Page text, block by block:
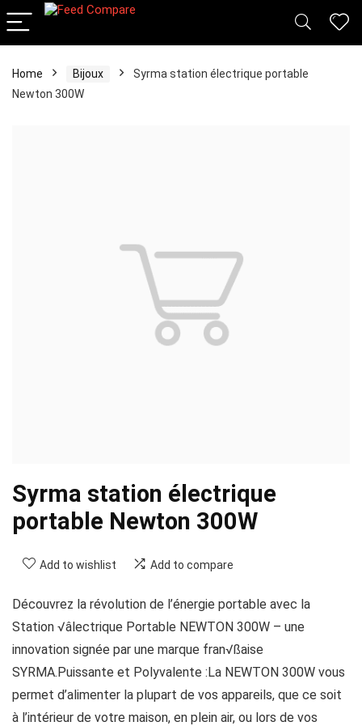
Home Bijoux
Syrma station électrique portable
Newton 300W
Syrma station électrique
portable Newton 300W
Add to wishlist Add to compare
Découvrez la révolution de l’énergie portable avec la
Station √âlectrique Portable NEWTON 300W – une
innovation signée par une marque fran√ßaise
SYRMA.Puissante et Polyvalente :La NEWTON 300W vous
permet d’alimenter la plupart de vos appareils, que ce soit
à l’intérieur de votre maison, en plein air, ou lors de vos